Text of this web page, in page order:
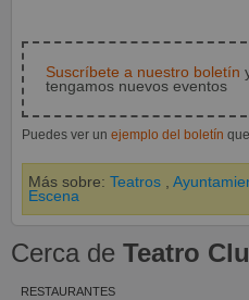
Suscríbete a nuestro boletín
tengamos nuevos eventos
Puedes ver un ejemplo del boletín
Más sobre: Teatros
Escena
Cerca de Teatro
RESTAURANTES